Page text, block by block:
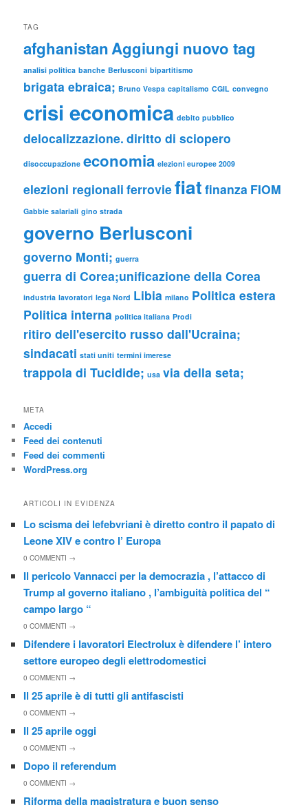
TAG
afghanistanAggiungi nuovo tag
analisi politica banche Berlusconi bipartitismo
brigata ebraica; Bruno Vespa capitalismo CGIL convegno
crisi economica debito pubblico
delocalizzazione. diritto di sciopero
disoccupazione economia elezioni europee 2009
elezioni regionali ferroviefiat finanza FIOM
Gabbie salariali gino strada
governo Berlusconi
governo Monti; guerra
guerra di Corea;unificazione della Corea
industria lavoratori lega Nord Libia milano Politica estera
Politica interna politica italiana Prodi
ritiro dell'esercito russo dall'Ucraina;
sindacati stati uniti termini imerese
trappola di Tucidide; usa via della seta;
META
Accedi
Feed dei contenuti
Feed dei commenti
WordPress.org
ARTICOLI IN EVIDENZA
Lo scisma dei lefebvriani è diretto contro il papato di
Leone XIV e contro l’ Europa
0COMMENTI →
Il pericolo Vannacci per la democrazia , l’attacco di
Trump al governo italiano , l’ambiguità politica del “
campo largo “
0COMMENTI →
Difendere i lavoratori Electrolux è difendere l’ intero
settore europeo degli elettrodomestici
0COMMENTI →
Il 25 aprile è di tutti gli antifascisti
0COMMENTI →
Il 25 aprile oggi
0COMMENTI →
Dopo il referendum
0COMMENTI →
Riforma della magistratura e buon senso